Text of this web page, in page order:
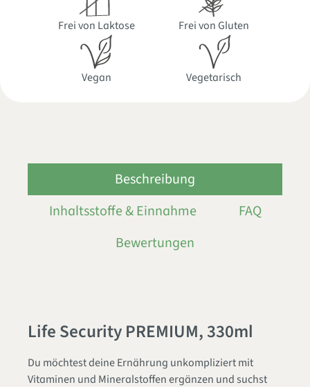
Frei von Laktose Frei von Gluten
Vegan Vegetarisch
Beschreibung
Inhaltsstoffe & Einnahme
FAQ
Bewertungen
Life Security PREMIUM, 330ml
Du möchtest deine Ernährung unkompliziert mit
Vitaminen und Mineralstoffen ergänzen und suchst